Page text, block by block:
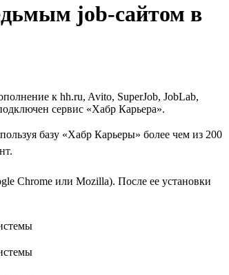
job-сайтом в
к hh.ru, Avito, SuperJob, JobLab,
сервис «Хабр Карьера».
базу «Хабр Карьеры» более чем из 200
Chrome или Mozilla). После ее установки